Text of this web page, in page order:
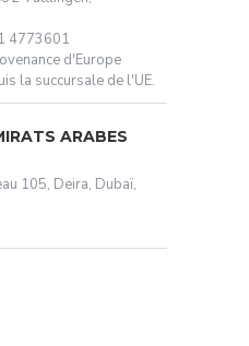
4773601
d'Europe
la succursale de l'UE.
ARABES
105, Deira, Dubaï,